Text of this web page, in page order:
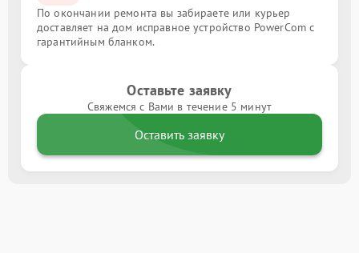
По окончании ремонта вы забираете или курьер
доставляет на дом исправное устройство PowerCom с
гарантийным бланком.
Оставьте заявку
Свяжемся с Вами в течение 5 минут
Оставить заявку